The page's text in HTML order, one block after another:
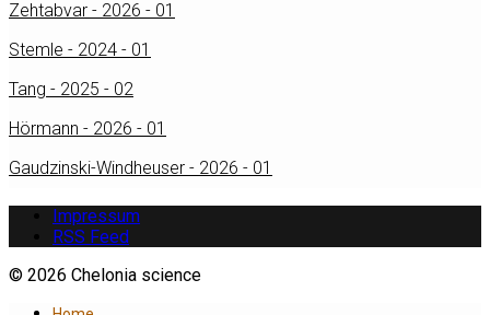
Zehtabvar - 2026 - 01
Stemle - 2024 - 01
Tang - 2025 - 02
Hörmann - 2026 - 01
Gaudzinski-Windheuser - 2026 - 01
Impressum
RSS Feed
© 2026 Chelonia science